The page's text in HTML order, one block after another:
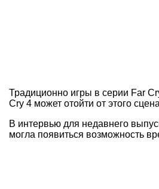
Традиционно игры в серии Far
Cry 4 может отойти от этого
В интервью для недавнего
могла появиться возможность